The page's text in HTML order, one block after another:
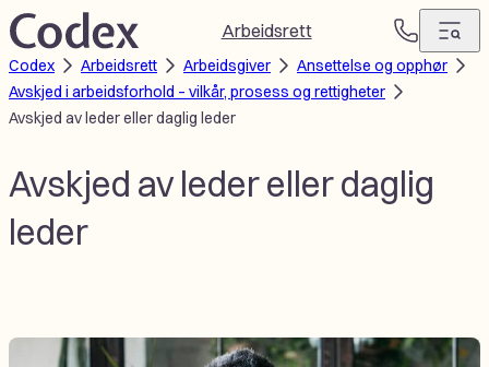
Hopp
til
innhold
Arbeidsrett
T
e
l
o
n
Codex Arbeidsrett Arbeidsgiver
Ansettelse og opphør
Avskjed i arbeidsforhold – vilkår, prosess og rettigheter
Avskjed av leder eller daglig leder
Avskjed av leder eller daglig
leder